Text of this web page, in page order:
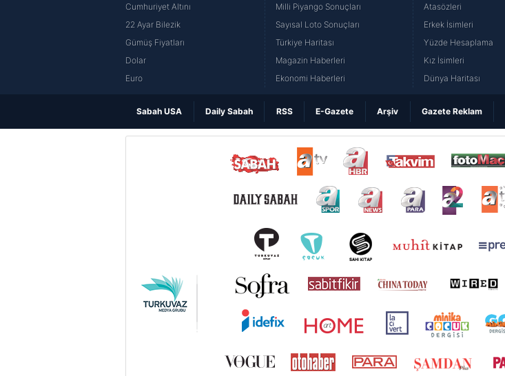
Cumhuriyet Altını
22 Ayar Bilezik
Gümüş Fiyatları
Dolar
Euro
Milli Piyango Sonuçları
Sayısal Loto Sonuçları
Türkiye Haritası
Magazin Haberleri
Ekonomi Haberleri
Atasözleri
Erkek İsimleri
Yüzde Hesaplama
Kız İsimleri
Dünya Haritası
Sabah USA Daily Sabah RSS E-Gazete Arşiv Gazete Reklam